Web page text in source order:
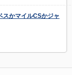
かマイルCSかジャ